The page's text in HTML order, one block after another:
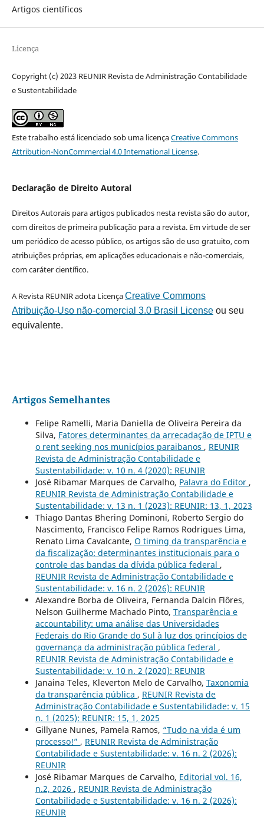
Artigos científicos
Licença
Copyright (c) 2023 REUNIR Revista de Administração Contabilidade
e Sustentabilidade
Este trabalho está licenciado sob uma licençaCreative Commons
Attribution-NonCommercial 4.0 International License.
Declaração de Direito Autoral
Direitos Autorais para artigos publicados nesta revista são do autor,
com direitos de primeira publicação para a revista. Em virtude de ser
um periódico de acesso público, os artigos são de uso gratuito, com
atribuições próprias, em aplicações educacionais e não-comerciais,
com caráter científico.
A Revista REUNIR adota LicençaCreative Commons
Atribuição-Uso não-comercial 3.0 Brasil Licenseou seu
equivalente.
Artigos Semelhantes
Felipe Ramelli, Maria Daniella de Oliveira Pereira da
Silva, Fatores determinantes da arrecadação de IPTU e
o rent seeking nos municípios paraibanos , REUNIR
Revista de Administração Contabilidade e
Sustentabilidade: v. 10 n. 4 (2020): REUNIR
José Ribamar Marques de Carvalho, Palavra do Editor ,
REUNIR Revista de Administração Contabilidade e
Sustentabilidade: v. 13 n. 1 (2023): REUNIR: 13, 1, 2023
Thiago Dantas Bhering Dominoni, Roberto Sergio do
Nascimento, Francisco Felipe Ramos Rodrigues Lima,
Renato Lima Cavalcante, O timing da transparência e
da fiscalização: determinantes institucionais para o
controle das bandas da dívida pública federal ,
REUNIR Revista de Administração Contabilidade e
Sustentabilidade: v. 16 n. 2 (2026): REUNIR
Alexandre Borba de Oliveira, Fernanda Dalcin Flôres,
Nelson Guilherme Machado Pinto, Transparência e
accountability: uma análise das Universidades
Federais do Rio Grande do Sul à luz dos princípios de
governança da administração pública federal ,
REUNIR Revista de Administração Contabilidade e
Sustentabilidade: v. 10 n. 2 (2020): REUNIR
Janaina Teles, Kleverton Melo de Carvalho, Taxonomia
da transparência pública , REUNIR Revista de
Administração Contabilidade e Sustentabilidade: v. 15
n. 1 (2025): REUNIR: 15, 1, 2025
Gillyane Nunes, Pamela Ramos, “Tudo na vida é um
processo!” , REUNIR Revista de Administração
Contabilidade e Sustentabilidade: v. 16 n. 2 (2026):
REUNIR
José Ribamar Marques de Carvalho, Editorial vol. 16,
n.2, 2026 , REUNIR Revista de Administração
Contabilidade e Sustentabilidade: v. 16 n. 2 (2026):
REUNIR